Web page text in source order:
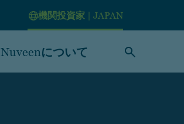
機関投資家 | JAPAN
Nuveenについて